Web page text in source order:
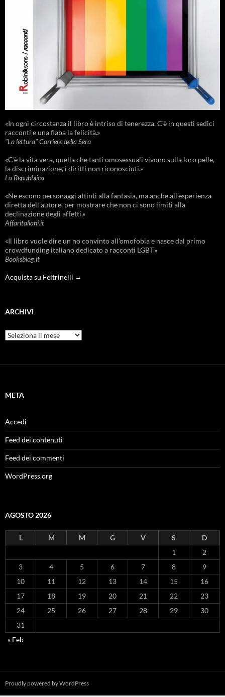
«In ogni circostanza il libro è intriso di tenerezza. C'è in questi sedici
racconti e una fiaba la felicità.»
"La lettura" Corriere della Sera
«C’è la vita vera, quella che tanti omosessuali vivono sulla loro pelle,
la discriminazione, i diritti non riconosciuti.»
La Repubblica
«Ne escono personaggi attinti alla fantasia, ma anche all’esperienza
diretta dell’autore, per mostrare che non ci sono limiti alla
declinazione degli affetti.»
Affaritaliani.it
«Il libro vuole dire un no convinto all’omofobia e nasce dal primo
crowdfunding italiano dedicato a racconti LGBT.»
Booksblog.it
Acquista su Feltrinelli →
ARCHIVI
Archivi
META
Accedi
Feed dei contenuti
Feed dei commenti
WordPress.org
AGOSTO 2026
L M M G V S
D
1
2
3
4 5 6 7 8
9
10
11 12 13 14 15
16
17
18 19 20 21 22
23
24
25 26 27 28 29
30
31
« Feb
Proudly powered by WordPress